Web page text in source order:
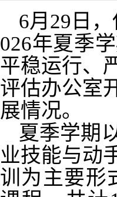
6月29日
026年夏季
平稳运行、
评估办公室
展情况。
夏季学期
业技能与动
训为主要形